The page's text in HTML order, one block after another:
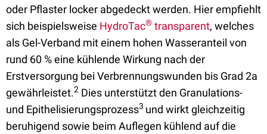
oder Pflaster locker abgedeckt werden. Hier empfiehlt
sich beispielsweise HydroTac® transparent, welches
als Gel-Verband mit einem hohen Wasseranteil von
rund 60 % eine kühlende Wirkung nach der
Erstversorgung bei Verbrennungswunden bis Grad 2a
gewährleistet.2 Dies unterstützt den Granulations-
und Epithelisierungsprozess3 und wirkt gleichzeitig
beruhigend sowie beim Auflegen kühlend auf die